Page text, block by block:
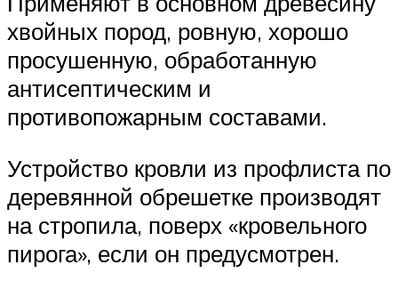
хвойных пород, ровную, хорошо
просушенную, обработанную
антисептическим и
противопожарным составами.
Устройство кровли из профлиста по
деревянной обрешетке производят
на стропила, поверх «кровельного
пирога», если он предусмотрен.